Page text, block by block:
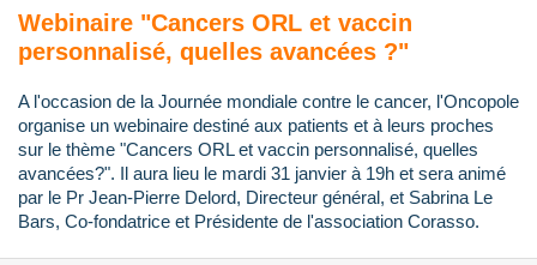
Webinaire "Cancers ORL et vaccin
personnalisé, quelles avancées ?"
A l'occasion de la Journée mondiale contre le cancer, l'Oncopole
organise un webinaire destiné aux patients et à leurs proches
sur le thème "Cancers ORL et vaccin personnalisé, quelles
avancées?". Il aura lieu le mardi 31 janvier à 19h et sera animé
par le Pr Jean-Pierre Delord, Directeur général, et Sabrina Le
Bars, Co-fondatrice et Présidente de l'association Corasso.